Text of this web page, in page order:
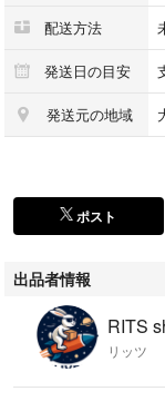
配送方法
発送日の目安
発送元の地域
ポスト
出品者情報
RITS
リッツ